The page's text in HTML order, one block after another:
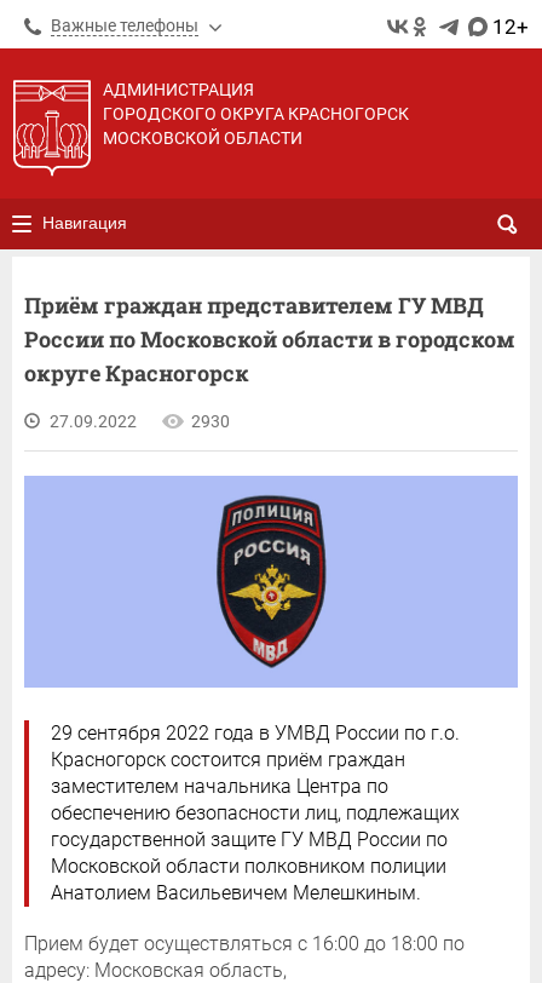
Важные телефоны 12+
АДМИНИСТРАЦИЯ
ГОРОДСКОГО ОКРУГА КРАСНОГОРСК
МОСКОВСКОЙ ОБЛАСТИ
Навигация
Приём граждан представителем ГУ МВД
России по Московской области в городском
округе Красногорск
27.09.2022 2930
29 сентября 2022 года в УМВД России по г.о.
Красногорск состоится приём граждан
заместителем начальника Центра по
обеспечению безопасности лиц, подлежащих
государственной защите ГУ МВД России по
Московской области полковником полиции
Анатолием Васильевичем Мелешкиным.
Прием будет осуществляться с 16:00 до 18:00 по
адресу: Московская область,